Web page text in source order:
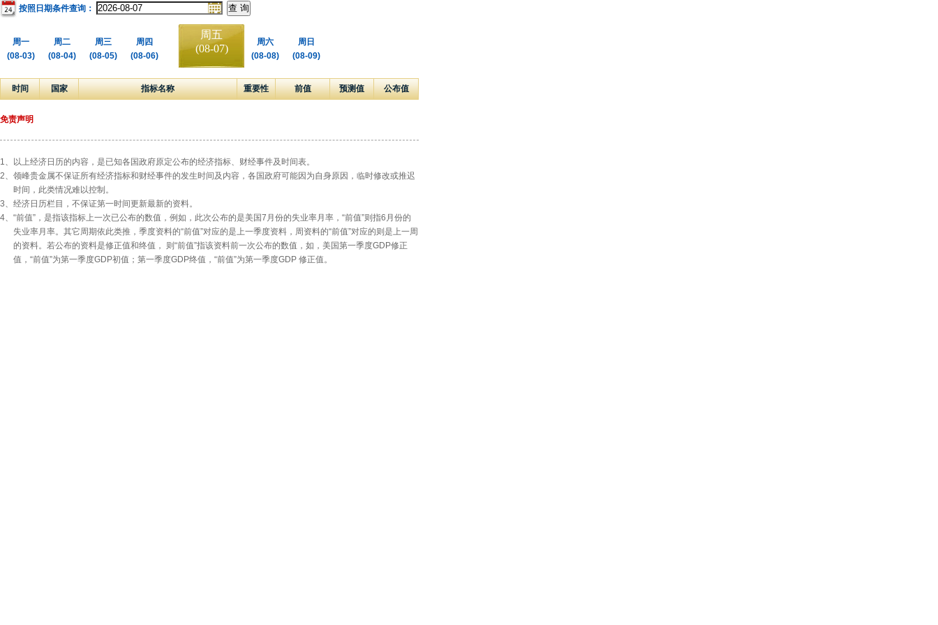
按照日期条件查询：
周一
(08-03)
周二
(08-04)
周三
(08-05)
周四
(08-06)
周五
(08-07)
周六
(08-08)
周日
(08-09)
时间 国家 指标名称 重要性 前值 预测值 公布值
免责声明
1、
以上经济日历的内容，是已知各国政府原定公布的经济指标、财经事件及时间表。
2、 领峰贵金属不保证所有经济指标和财经事件的发生时间及内容，各国政府可能因为自身原因，临时修改或推迟
时间，此类情况难以控制。
3、 经济日历栏目，不保证第一时间更新最新的资料。
4、 “前值”，是指该指标上一次已公布的数值，例如，此次公布的是美国7月份的失业率月率，“前值”则指6月份的
失业率月率。其它周期依此类推，季度资料的“前值”对应的是上一季度资料，周资料的“前值”对应的则是上一周
的资料。若公布的资料是修正值和终值， 则“前值”指该资料前一次公布的数值，如，美国第一季度GDP修正
值，“前值”为第一季度GDP初值；第一季度GDP终值，“前值”为第一季度GDP 修正值。